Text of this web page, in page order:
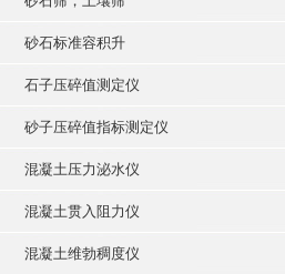
砂石标准容积升
石子压碎值测定仪
砂子压碎值指标测定仪
混凝土压力泌水仪
混凝土贯入阻力仪
混凝土维勃稠度仪